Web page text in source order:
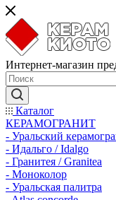
Интернет-магазин
Каталог
КЕРАМОГРАНИТ
- Уральский
- Идальго / Idalgo
- Гранитея / Granitea
- Моноколор
- Уральская палитра